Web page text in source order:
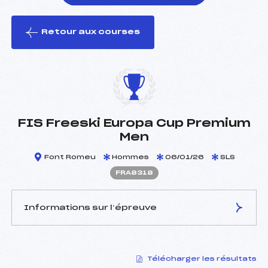
le ski
Retour aux courses
FIS Freeski Europa Cup Premium
Men
Font Romeu Hommes 06/01/26 SLS
FRA8318
Informations sur l’épreuve
PUIG JOSE MARIA (SPA)
Télécharger les résultats